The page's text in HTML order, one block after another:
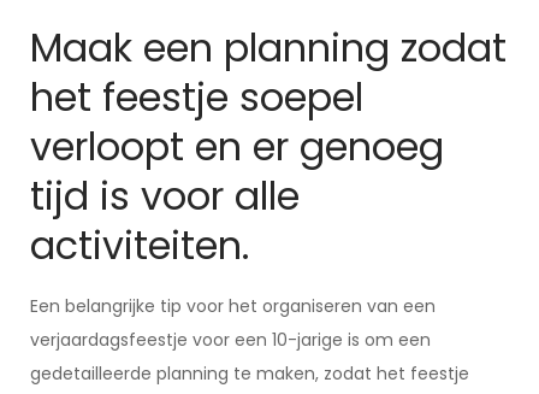
Maak een planning zodat
het feestje soepel
verloopt en er genoeg
tijd is voor alle
activiteiten.
Een belangrijke tip voor het organiseren van een
verjaardagsfeestje voor een 10-jarige is om een
gedetailleerde planning te maken, zodat het feestje